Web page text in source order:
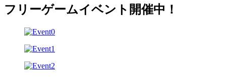
フリーゲームイベント開催中！